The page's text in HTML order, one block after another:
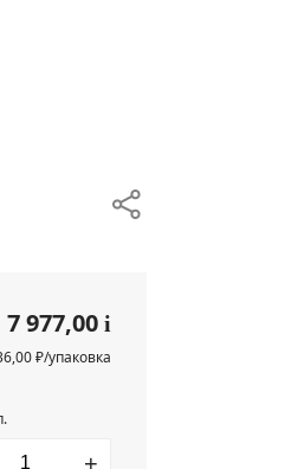
7 977,00 i
₽/упаковка
+